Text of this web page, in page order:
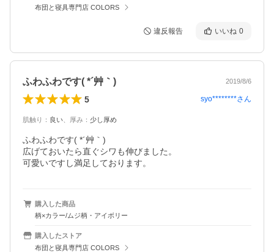
布団と寝具専門店 COLORS
違反報告 いいね 0
ふわふわです( *´艸｀) 2019/8/6
5 syo********さん
肌触り ： 良い 厚み ： 少し厚め
ふわふわです( *´艸｀)
広げておいたら直ぐシワも伸びました。
可愛いですし満足しております。
購入した商品
柄×カラー/ムジ柄・アイボリー
購入したストア
布団と寝具専門店 COLORS